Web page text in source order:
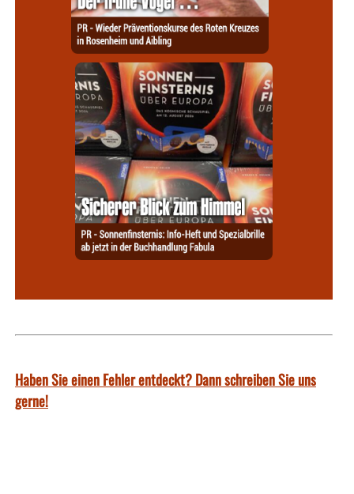
Haben Sie einen Fehler entdeckt? Dann schreiben Sie uns
gerne!